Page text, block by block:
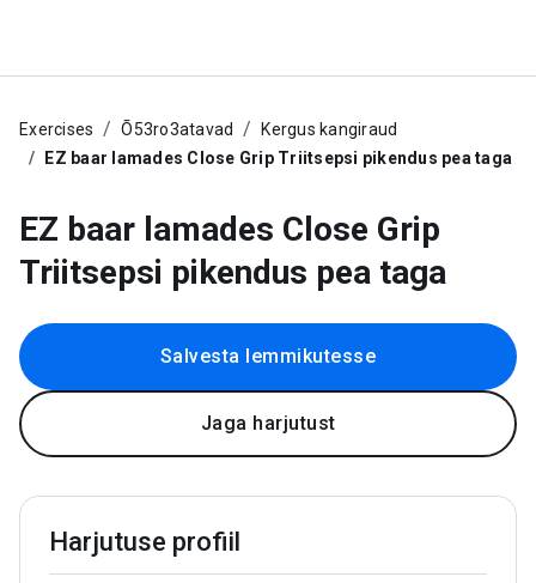
Exercises Õ53ro3atavad
Kergus kangiraud
EZ baar lamades Close Grip Triitsepsi pikendus pea taga
EZ baar lamades Close Grip
Triitsepsi pikendus pea taga
Salvesta lemmikutesse
Jaga harjutust
Harjutuse profiil